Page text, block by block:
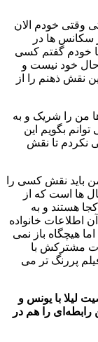
وقتی خودم الان
سکانس ها در
خودم گفتم کسی
در حال خود نیست و
نقش ذهنم را از
من را شریک و به
بگویم این
نکردم تا نقش
باید نقش کسی را
ها است که از
هستند و به
اطلاعات خانواده
هیچگاه باز نمی
مشترکش با
پررنگ تر می
لیلا با یونس و
رابطه‌ای را هم در